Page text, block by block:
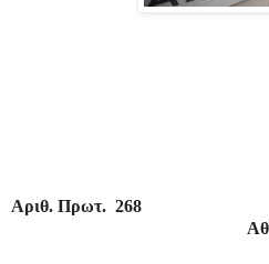
Αριθ. Πρωτ. 268